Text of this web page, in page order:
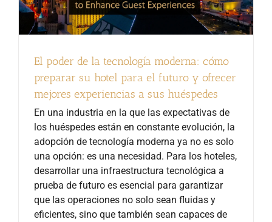
El poder de la tecnología moderna: cómo
preparar su hotel para el futuro y ofrecer
mejores experiencias a sus huéspedes
En una industria en la que las expectativas de
los huéspedes están en constante evolución, la
adopción de tecnología moderna ya no es solo
una opción: es una necesidad. Para los hoteles,
desarrollar una infraestructura tecnológica a
prueba de futuro es esencial para garantizar
que las operaciones no solo sean fluidas y
eficientes, sino que también sean capaces de